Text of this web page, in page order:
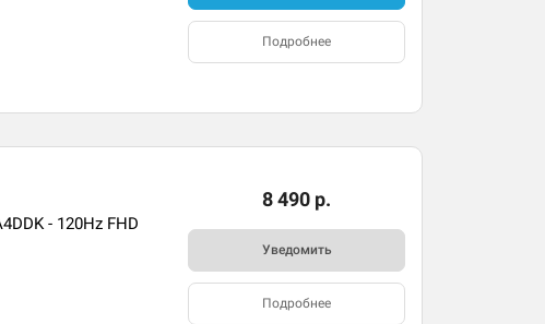
Подробнее
- 120Hz FHD
8 490 р.
Уведомить
Подробнее